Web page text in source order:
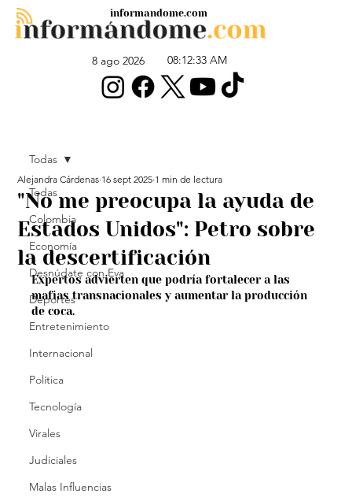
8 ago 2026 08:12:33 AM
informandome.com
Todas
Colombia
Economía
Desnúdate con Eva
Deportes
Entretenimiento
Internacional
Política
Tecnología
Virales
Judiciales
Malas Influencias
Todas
"No me preocupa la ayuda de
Estados Unidos": Petro sobre
la descertificación
Alejandra Cárdenas 16 sept 2025 1 min de lectura
Expertos advierten que podría fortalecer a las
mafias transnacionales y aumentar la producción
de coca.